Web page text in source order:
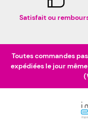
Satisfait ou
Toutes commandes
expédiées le jour